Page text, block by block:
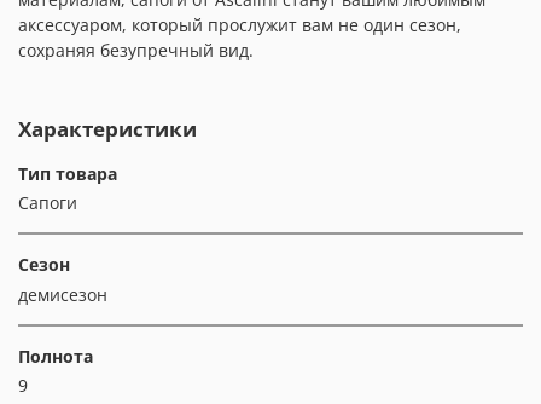
аксессуаром, который прослужит вам не один сезон,
сохраняя безупречный вид.
Характеристики
Тип товара
Сапоги
Сезон
демисезон
Полнота
9